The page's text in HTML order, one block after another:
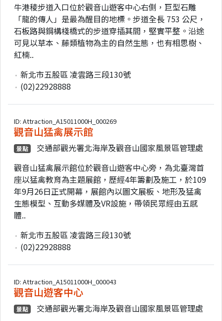
牛港稜步道入口位於觀音山遊客中心右側，巨型石雕
「龍的傳人」是最為醒目的地標。步道全長 753 公尺，
石板路與鋼構棧橋式的步道穿插其間，堅實平整。沿途
可見以草本、藤類植物為主的自然生態，也有相思樹、
紅楠..
新北市五股區 凌雲路三段130號
(02)22928888
ID: Attraction_A15011000H_000269
觀音山猛禽展示館
景點
交通部觀光署北海岸及觀音山國家風景區管理處
觀音山猛禽展示館位於觀音山遊客中心旁，為北臺灣首
座以猛禽教育為主題展館，歷經4年籌劃及施工，於109
年9月26日正式開幕，展館內以圖文展板、地形及猛禽
生態模型、互動多媒體及VR設施，帶領民眾經由五感
體..
新北市五股區 凌雲路三段130號
(02)22928888
ID: Attraction_A15011000H_000043
觀音山遊客中心
景點
交通部觀光署北海岸及觀音山國家風景區管理處